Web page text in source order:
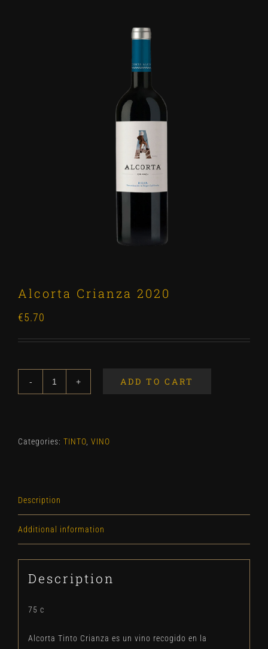
Alcorta Crianza 2020
€5.70
quantity
ADD TO CART
Categories: TINTO VINO
Description
Additional information
Description
75 c
Alcorta Tinto Crianza es un vino recogido en la